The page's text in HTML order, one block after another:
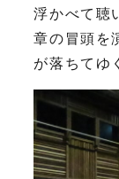
浮かべて聴
章の冒頭を
が落ちてゆ